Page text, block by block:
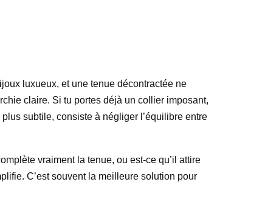
luxueux, et une tenue décontractée ne
claire. Si tu portes déjà un collier imposant,
subtile, consiste à négliger l’équilibre entre
vraiment la tenue, ou est-ce qu’il attire
C’est souvent la meilleure solution pour